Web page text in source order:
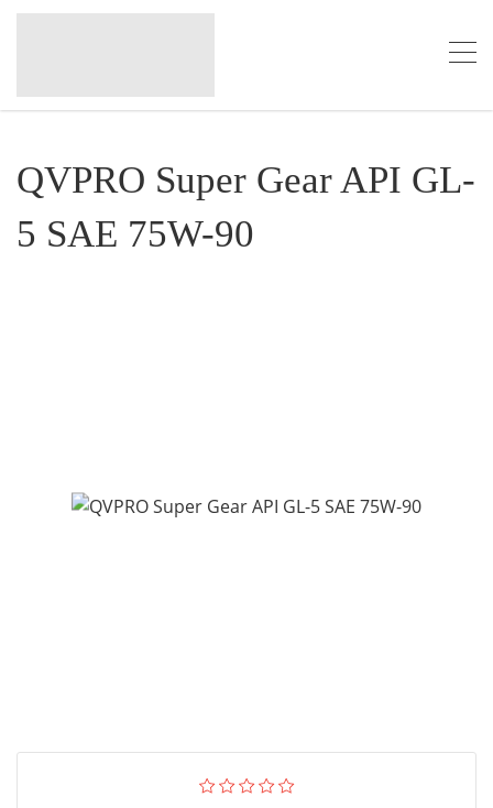
QVPRO Super Gear API GL-
5 SAE 75W-90